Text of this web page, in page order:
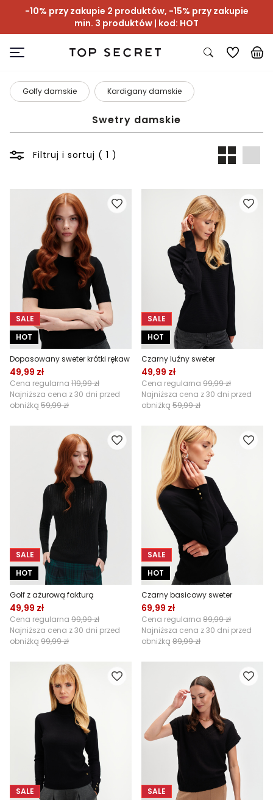
-10% przy zakupie 2 produktów, -15% przy zakupie
min. 3 produktów | kod: HOT
Golfy damskie Kardigany damskie
Swetry damskie
Filtruj i sortuj ( 1 )
SALE
HOT
Dopasowany sweter krótki rękaw
49,99 zł
Cena regularna 119,99 zł
Najniższa cena z 30 dni przed
obniżką 59,99 zł
SALE
HOT
Czarny luźny sweter
49,99 zł
Cena regularna 99,99 zł
Najniższa cena z 30 dni przed
obniżką 59,99 zł
SALE
HOT
Golf z ażurową fakturą
49,99 zł
Cena regularna 99,99 zł
Najniższa cena z 30 dni przed
obniżką 99,99 zł
SALE
HOT
Czarny basicowy sweter
69,99 zł
Cena regularna 89,99 zł
Najniższa cena z 30 dni przed
obniżką 89,99 zł
SALE
SALE